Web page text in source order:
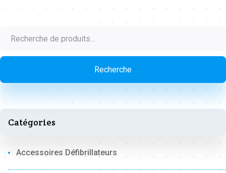
pour :
Recherche
Catégories
Accessoires Défibrillateurs